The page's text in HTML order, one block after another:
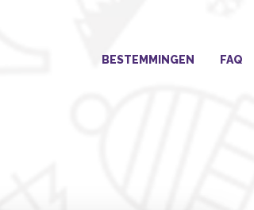
BESTEMMINGEN FAQ